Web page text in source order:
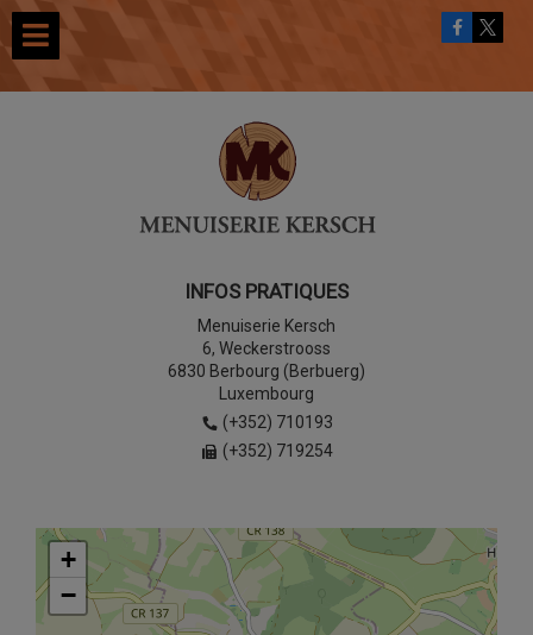
INFOS PRATIQUES
Menuiserie Kersch
6, Weckerstrooss
6830 Berbourg (Berbuerg)
Luxembourg
(+352) 710193
(+352) 719254
+
−
+
−